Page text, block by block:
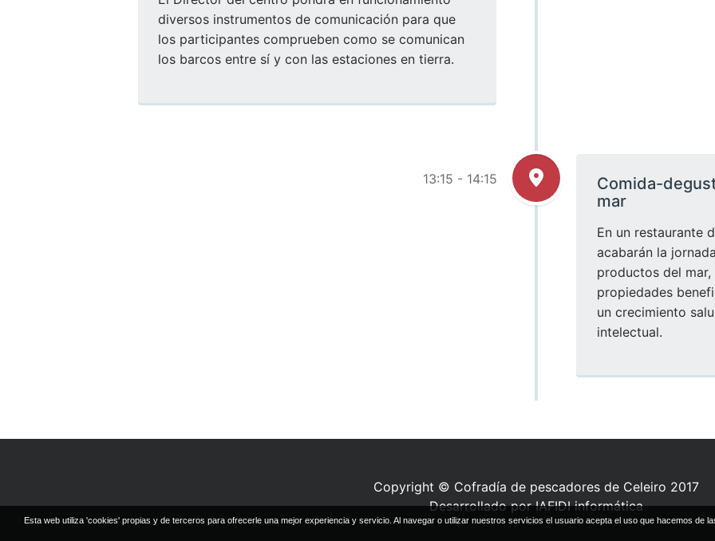
Esta web utiliza 'cookies' propias y de terceros para ofrecerle una mejor experiencia y servicio. Al navegar o utilizar nuestros servicios el usuario acepta el uso que hacemos de
diversos instrumentos de comunicación para que
los participantes comprueben como se comunican
los barcos entre sí y con las estaciones en tierra.
Comida-
mar
En un restaurante
acabarán la
productos del
propiedades
un crecimiento
intelectual.
13:15 - 14:15
Copyright © Cofradía de pescadores de Celeiro 2017
Desarrollado por IAFIDI informática